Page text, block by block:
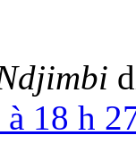
18 h